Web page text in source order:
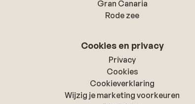
Gran Canaria
Rode zee
Cookies en privacy
Privacy
Cookies
Cookieverklaring
Wijzig je marketing voorkeuren